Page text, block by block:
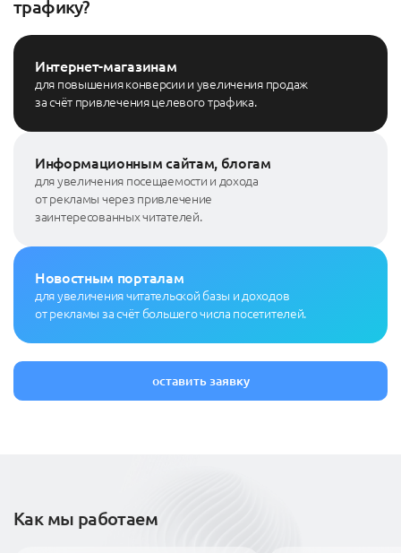
трафику?
Интернет-магазинам
для повышения конверсии и увеличения продаж
за счёт привлечения целевого трафика.
Информационным сайтам, блогам
для увеличения посещаемости и дохода
от рекламы через привлечение
заинтересованных читателей.
Новостным порталам
для увеличения читательской базы и доходов
от рекламы за счёт большего числа посетителей.
оставить заявку
Как мы работаем